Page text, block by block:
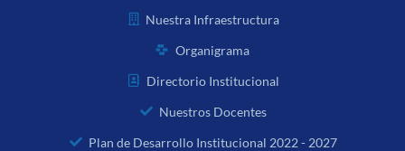
Nuestra Infraestructura
Organigrama
Directorio Institucional
Nuestros Docentes
Plan de Desarrollo Institucional 2022 - 2027